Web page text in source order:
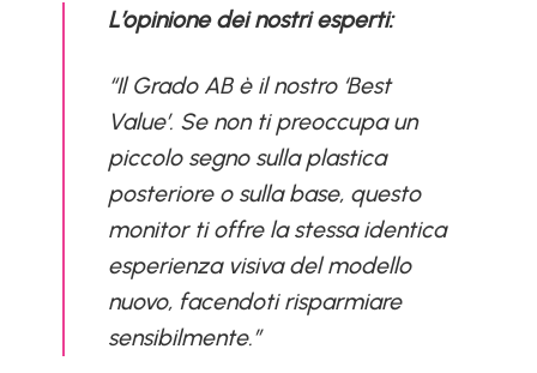
L’opinione dei nostri esperti:
“Il Grado AB è il nostro ‘Best
Value’. Se non ti preoccupa un
piccolo segno sulla plastica
posteriore o sulla base, questo
monitor ti offre la stessa identica
esperienza visiva del modello
nuovo, facendoti risparmiare
sensibilmente.”